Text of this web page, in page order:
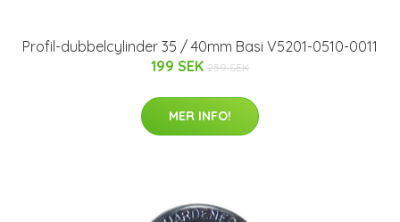
Profil-dubbelcylinder 35 / 40mm Basi V5201-0510-0011
199 SEK 259 SEK
MER INFO!